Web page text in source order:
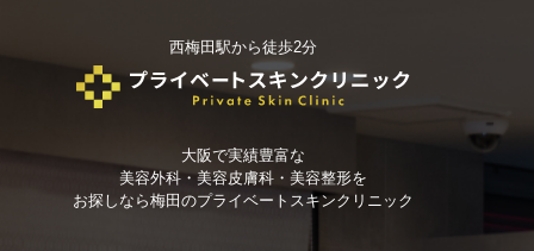
西梅田駅から徒歩2分
大阪で実績豊富な
美容外科・美容皮膚科・美容整形を
お探しなら梅田のプライベートスキンクリニック